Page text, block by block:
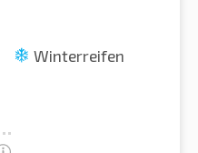
Winterreifen